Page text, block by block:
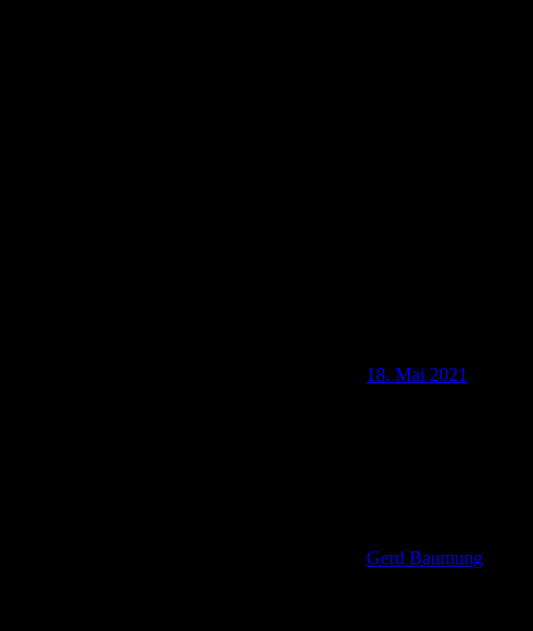
18. Mai 2021
Gerd Baumung